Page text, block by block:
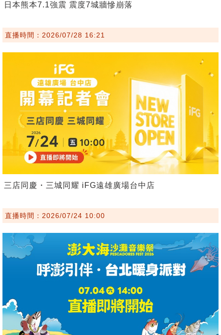
日本熊本7.1強震 震度7城牆慘崩落
直播時間：2026/07/28 16:21
三店同慶・三城同耀 iFG遠雄廣場台中店
直播時間：2026/07/24 10:00